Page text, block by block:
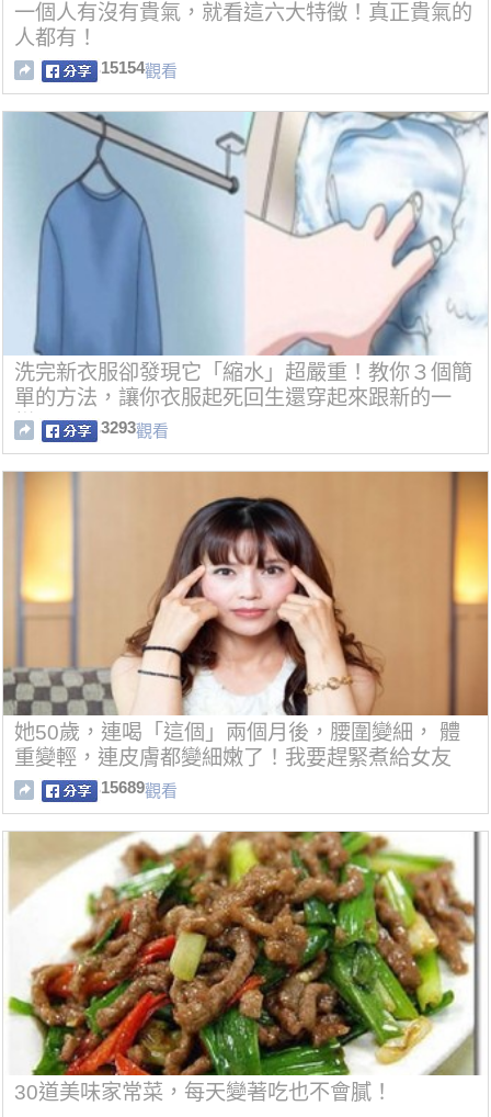
一個人有沒有貴氣，就看這六大特徵！真正貴氣的
人都有！
15154觀看
洗完新衣服卻發現它「縮水」超嚴重！教你３個簡
單的方法，讓你衣服起死回生還穿起來跟新的一
樣！
3293觀看
她50歲，連喝「這個」兩個月後，腰圍變細， 體
重變輕，連皮膚都變細嫩了！我要趕緊煮給女友
喝！
15689觀看
30道美味家常菜，每天變著吃也不會膩！